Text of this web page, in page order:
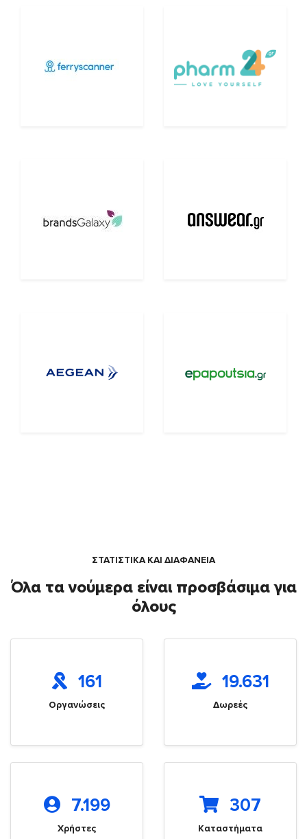
ΣΤΑΤΙΣΤΙΚΑ ΚΑΙ ΔΙΑΦΑΝΕΙΑ
Όλα τα νούμερα είναι προσβάσιμα για
όλους
161
Οργανώσεις
19.631
Δωρεές
7.199
Χρήστες
307
Καταστήματα